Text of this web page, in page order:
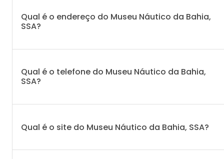
Qual é o endereço do Museu Náutico da Bahia,
SSA?
Qual é o telefone do Museu Náutico da Bahia,
SSA?
Qual é o site do Museu Náutico da Bahia, SSA?